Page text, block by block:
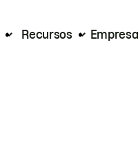
Recursos